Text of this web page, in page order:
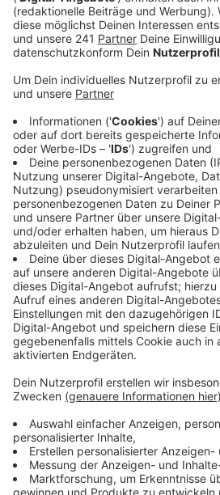
verunglückt.
Veröffentlicht:Dienstag, 16.04.2024
Anzeige
Die Frau sei vor einer Kurve von
abgekommen, das Auto sei in den
durch die Luft geschleudert und
Strommast geprallt, sagte ein
Ort.
Am Ende sei das Auto auf den
wieder auf der Straße gelandet.
Motorblock herausgerissen
von einem sogenannte
Fahrzeuge sollen also nicht
Rettungskräfte haben die Frau
Krankenhaus gebracht. Die L204
und Milzenhäuschen war für mehr
gesperrt.
Erst am Montagabend ist ein
Weilerswist-Schwarzmaar gegen